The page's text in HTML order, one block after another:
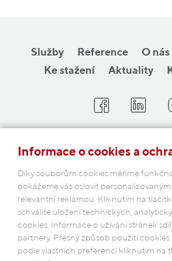
Služby Reference O nás
Ke stažení
Aktuality
Michelská 18/12a, 140 00
Česká republika
Podmínky ochrany
Informace o cookies a
Díky souborům cookies měříme
dokážeme vás oslovit
relevantní reklamou. Kliknutím na
schválíte uložení technických,
cookies. Informace o užívání stránek
partnery. Přesný způsob použití
podle vlastních preferencí kliknutím na